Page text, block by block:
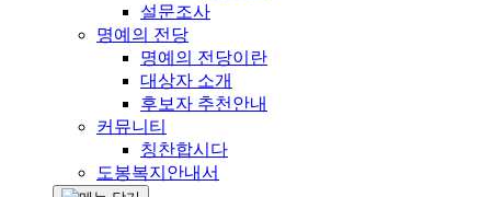
설문조사
명예의 전당
명예의 전당이란
대상자 소개
후보자 추천안내
커뮤니티
칭찬합시다
도봉복지안내서